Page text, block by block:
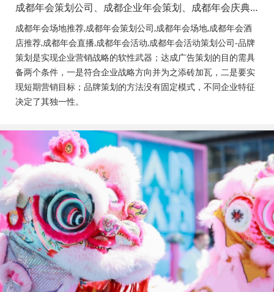
成都年会策划公司、成都企业年会策划、成都年会庆典
策划、成都年会节目表演、成都年会节目演出、成都年
会活动策划公司、成都年会布置公司，成都年会现场搭
建公司，成都年会节目表演，年会节目创意节目，年会
策划方案详细流程，年会策划，年会致辞发言稿，年会
礼品，年会祝福语
成都年会场地推荐,成都年会策划公司,成都年会场地,成都年会酒
店推荐,成都年会直播,成都年会活动,成都年会活动策划公司-品牌
策划是实现企业营销战略的软性武器；达成广告策划的目的需具
备两个条件，一是符合企业战略方向并为之添砖加瓦，二是要实
现短期营销目标；品牌策划的方法没有固定模式，不同企业特征
决定了其独一性。